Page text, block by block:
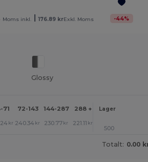
Moms inkl. 176.89 krExkl. Moms -44%
Glossy
71 72-143 144-287 288 + Mer
Lager
kr 240.34 kr 230.77 kr 221.11 kr +
500
Totalt: 0.00